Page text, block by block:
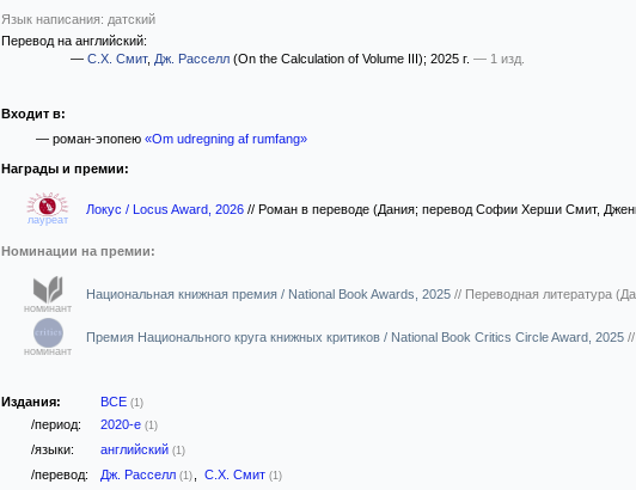
Язык написания: датский
Перевод на английский:
— С.Х. Смит, Дж. Расселл (On the Calculation of Volume III); 2025 г. — 1 изд.
Входит в:
— роман-эпопею «Om udregning af rumfang»
Награды и премии:
лауреат
Локус / Locus Award, 2026 // Роман в переводе (Дания; перевод Софии Херши Смит,
Номинации на премии:
номинант
Национальная книжная премия / National Book Awards, 2025 // Переводная литература
номинант
Премия Национального круга книжных критиков / National Book Critics Circle Award, 2025 //
Издания: ВСЕ (1)
/период: 2020-е (1)
/языки: английский (1)
/перевод: Дж. Расселл (1) С.Х. Смит (1)